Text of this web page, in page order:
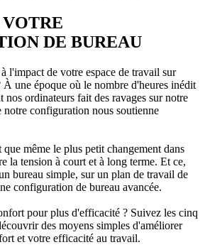
DE BUREAU
l'impact de votre espace de travail sur
À une époque où le nombre d'heures inédit
nos ordinateurs fait des ravages sur notre
notre configuration nous soutienne
même le plus petit changement dans
la tension à court et à long terme. Et ce,
bureau simple, sur un plan de travail de
configuration de bureau avancée.
pour plus d'efficacité ? Suivez les cinq
des moyens simples d'améliorer
et votre efficacité au travail.